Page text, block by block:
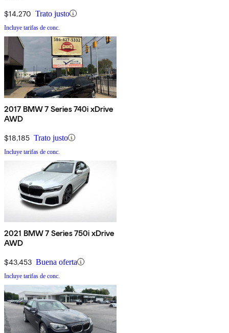
$14,270 Trato justo
Incluye tarifas de conc.
2017 BMW 7 Series 740i xDrive
AWD
$18,185 Trato justo
Incluye tarifas de conc.
2021 BMW 7 Series 750i xDrive
AWD
$43,453 Buena oferta
Incluye tarifas de conc.